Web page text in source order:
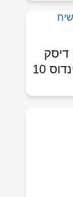
10